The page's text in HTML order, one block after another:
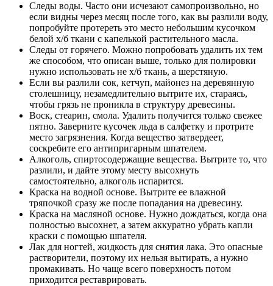
Следы воды. Часто они исчезают самопроизвольно, но
если видны через месяц после того, как вы разлили воду,
попробуйте протереть это место небольшим кусочком
белой х/б ткани с капелькой растительного масла.
Следы от горячего. Можно попробовать удалить их тем
же способом, что описан выше, только для полировки
нужно использовать не х/б ткань, а шерстяную.
Если вы разлили сок, кетчуп, майонез на деревянную
столешницу, незамедлительно вытрите их, стараясь,
чтобы грязь не проникла в структуру древесины.
Воск, стеарин, смола. Удалить получится только свежее
пятно. Заверните кусочек льда в салфетку и протрите
место загрязнения. Когда вещество затвердеет,
соскребите его антипригарным шпателем.
Алкоголь, спиртосодержащие вещества. Вытрите то, что
разлили, и дайте этому месту высохнуть
самостоятельно, алкоголь испарится.
Краска на водной основе. Вытрите ее влажной
тряпочкой сразу же после попадания на древесину.
Краска на масляной основе. Нужно дождаться, когда она
полностью высохнет, а затем аккуратно убрать капли
краски с помощью шпателя.
Лак для ногтей, жидкость для снятия лака. Это опасные
растворители, поэтому их нельзя вытирать, а нужно
промакивать. Но чаще всего поверхность потом
приходится реставрировать.